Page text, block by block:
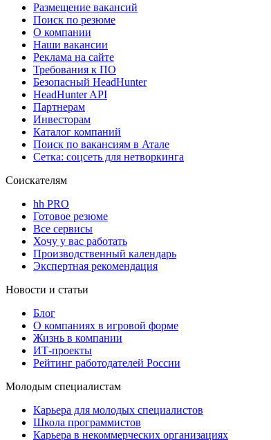
Размещение вакансий
Поиск по резюме
О компании
Наши вакансии
Реклама на сайте
Требования к ПО
Безопасный HeadHunter
HeadHunter API
Партнерам
Инвесторам
Каталог компаний
Поиск по вакансиям в Атале
Сетка: соцсеть для нетворкинга
Соискателям
hh PRO
Готовое резюме
Все сервисы
Хочу у вас работать
Производственный календарь
Экспертная рекомендация
Новости и статьи
Блог
О компаниях в игровой форме
Жизнь в компании
ИТ-проекты
Рейтинг работодателей России
Молодым специалистам
Карьера для молодых специалистов
Школа программистов
Карьера в некоммерческих организациях